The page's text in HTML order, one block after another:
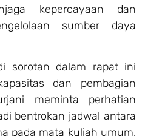
kepercayaan dan
sumber daya
sorotan dalam rapat ini
dan pembagian
meminta perhatian
bentrokan jadwal antara
pada mata kuliah umum.